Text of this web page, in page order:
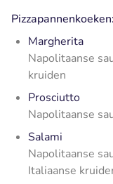
Pizzapannenkoeken:
Margherita
Napolitaanse
kruiden
Prosciutto
Napolitaanse
Salami
Napolitaanse
Italiaanse